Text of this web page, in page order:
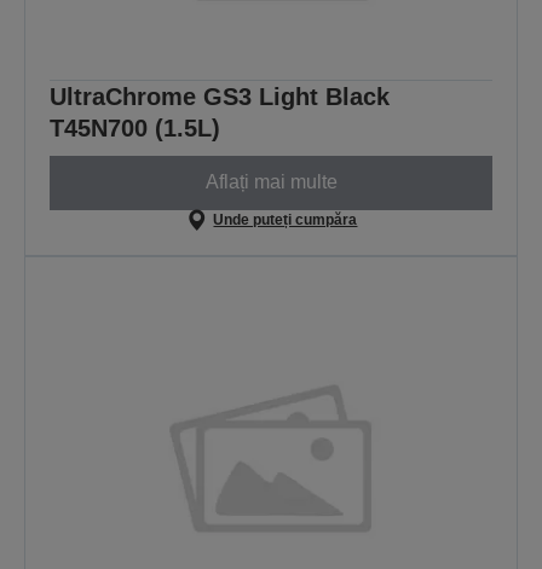
UltraChrome GS3 Light Black
T45N700 (1.5L)
Aflați mai multe
Unde puteți cumpăra